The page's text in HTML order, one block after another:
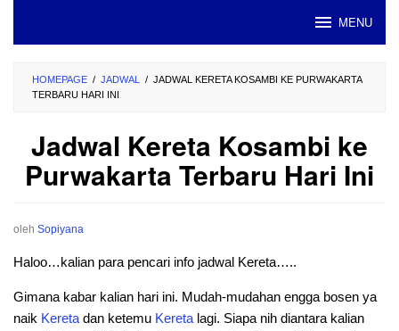
MENU
HOMEPAGE / JADWAL / JADWAL KERETA KOSAMBI KE PURWAKARTA
TERBARU HARI INI
Jadwal Kereta Kosambi ke
Purwakarta Terbaru Hari Ini
oleh Sopiyana
Haloo…kalian para pencari info jadwal Kereta…..
Gimana kabar kalian hari ini. Mudah-mudahan engga bosen ya
naik Kereta dan ketemu Kereta lagi. Siapa nih diantara kalian